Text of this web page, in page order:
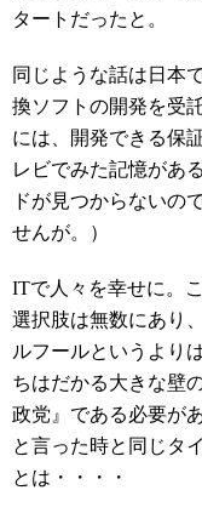
タートだったと。
同じような話は日本
換ソフトの開発を受
には、開発できる保
レビでみた記憶があ
ドが見つからないの
せんが。）
ITで人々を幸せに。
選択肢は無数にあり
ルフールというより
ちはだかる大きな壁
政党』である必要が
と言った時と同じタ
とは・・・・